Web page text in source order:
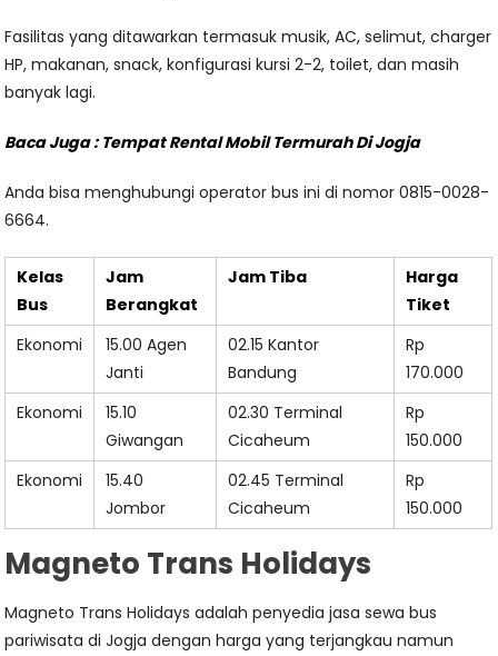
Fasilitas yang ditawarkan termasuk musik, AC, selimut, charger
HP, makanan, snack, konfigurasi kursi 2-2, toilet, dan masih
banyak lagi.
Baca Juga : Tempat Rental Mobil Termurah Di Jogja
Anda bisa menghubungi operator bus ini di nomor 0815-0028-
6664.
Kelas
Bus
Jam
Berangkat
Jam Tiba
Harga
Tiket
Ekonomi
15.00 Agen
Janti
02.15 Kantor
Bandung
Rp
170.000
Ekonomi
15.10
Giwangan
02.30 Terminal
Cicaheum
Rp
150.000
Ekonomi
15.40
Jombor
02.45 Terminal
Cicaheum
Rp
150.000
Magneto Trans Holidays
Magneto Trans Holidays adalah penyedia jasa sewa bus
pariwisata di Jogja dengan harga yang terjangkau namun